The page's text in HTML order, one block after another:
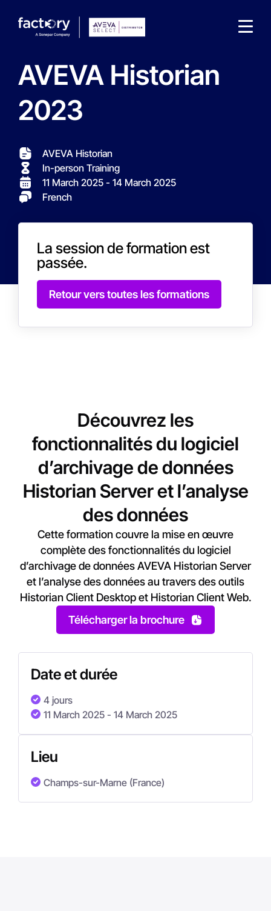
AVEVA Historian
2023
AVEVA Historian
In-person Training
11 March 2025 - 14 March 2025
French
La session de formation est
passée.
Retour vers toutes les formations
Découvrez les
fonctionnalités du logiciel
d’archivage de données
Historian Server et l’analyse
des données
Cette formation couvre la mise en œuvre
complète des fonctionnalités du logiciel
d’archivage de données AVEVA Historian Server
et l’analyse des données au travers des outils
Historian Client Desktop et Historian Client Web.
Télécharger la brochure
Date et durée
4 jours
11 March 2025 - 14 March 2025
Lieu
Champs-sur-Marne (France)